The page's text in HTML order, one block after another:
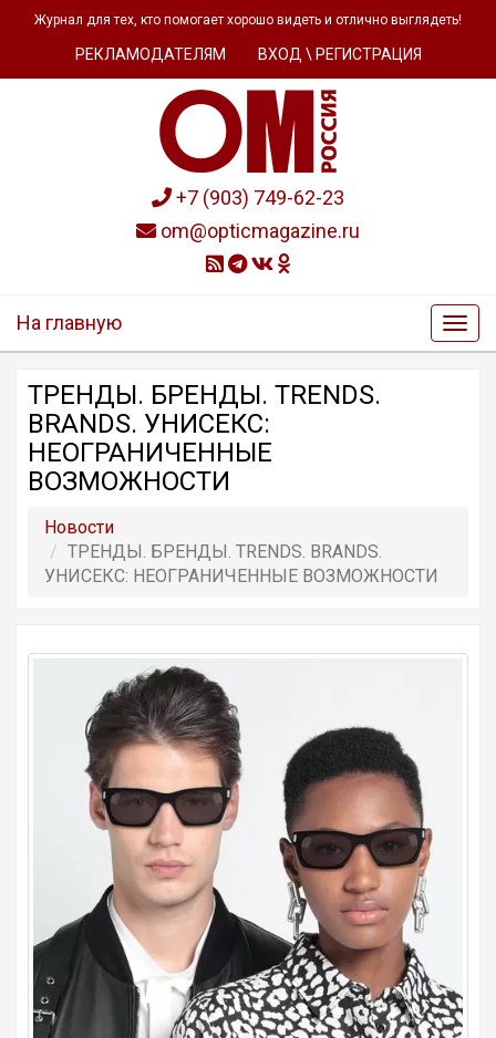
Журнал для тех, кто помогает хорошо видеть и отлично выглядеть!
РЕКЛАМОДАТЕЛЯМ ВХОД \ РЕГИСТРАЦИЯ
+7 (903) 749-62-23
om@opticmagazine.ru
На главную
ТРЕНДЫ. БРЕНДЫ. TRENDS.
BRANDS. УНИСЕКС:
НЕОГРАНИЧЕННЫЕ
ВОЗМОЖНОСТИ
Новости
ТРЕНДЫ. БРЕНДЫ. TRENDS. BRANDS.
УНИСЕКС: НЕОГРАНИЧЕННЫЕ ВОЗМОЖНОСТИ